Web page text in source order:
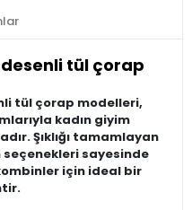
desenli tül çorap
tül çorap modelleri,
kadın giyim
Şıklığı tamamlayan
seçenekleri sayesinde
için ideal bir